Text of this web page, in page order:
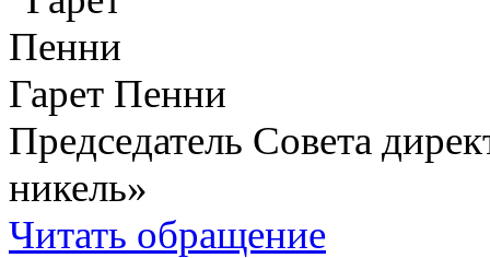
Гарет Пенни
Председатель Совета
никель»
Читать обращение